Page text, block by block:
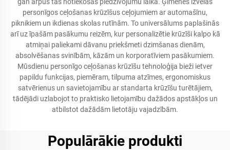
personīgos ceļošanas krūzīšus ceļojumiem ar automašīnu,
piknikiem un ikdienas skolas rutīnām. To universālums paplašinās
arī uz īpašām pasākumu reizēm, kur personalizētie krūzīši kalpo kā
atmiņai paliekami dāvanu priekšmeti dzimšanas dienām,
absolvēšanas svinībām, kāzām un korporatīviem pasākumiem.
Mūsdienu personīgo ceļošanas krūzīšu tehnoloģija bieži ietver
papildu funkcijas, piemēram, tilpuma atzīmes, ergonomiskus
satvērienus un savietojamību ar standarta krūzīšu turētājiem,
tādējādi uzlabojot to praktisko lietojamību dažādos apstākļos un
atbilstot dažādām lietotāju vajadzībām.
Populārākie produkti